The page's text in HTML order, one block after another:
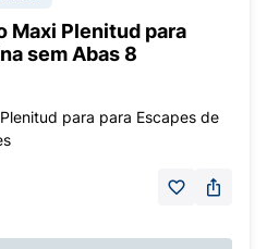
Maxi Plenitud para
sem Abas 8
para para Escapes de